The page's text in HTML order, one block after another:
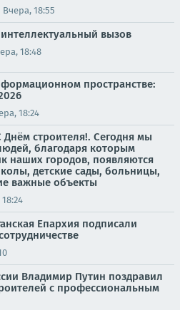
Вчера, 18:55
вызов
18:48
пространстве:
18:24
Днём строителя!. Сегодня мы
благодаря которым
наших городов, появляются
детские сады, больницы,
важные объекты
Епархия подписали
Владимир Путин поздравил
с профессиональным